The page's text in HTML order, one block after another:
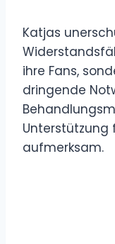
Katjas
ihre Fans,
dringende
Unterstützung
aufmerksam.